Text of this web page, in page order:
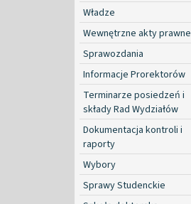
Władze
Wewnętrzne akty prawne
Sprawozdania
Informacje Prorektorów
Terminarze posiedzeń i
składy Rad Wydziałów
Dokumentacja kontroli i
raporty
Wybory
Sprawy Studenckie